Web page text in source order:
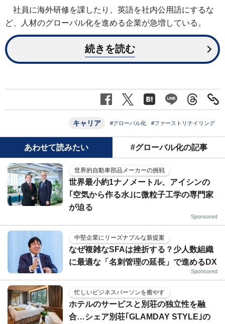
社員に海外研修を課したり、英語を社内公用語にするな
ど、人材のグローバル化を進める企業が急増している。
続きを読む
キャリア #グローバル化 #ファーストリテイリング
あわせて読みたい #グローバル化の記事
世界的自動車部品メーカーの挑戦
世界最小約1ナノメートル、アイシンの
｢空気から作る水｣に微粒子工学の専門家
が迫る
Sponsored
中堅企業にリーズナブルな新提案
なぜ複雑なSFAは挫折する？少人数組織
に最適な「名刺管理の延長」で進めるDX
Sponsored
忙しいビジネスパーソンを癒やす
ホテルのサービスと別荘の独立性を融
合…シェア別荘｢GLAMDAY STYLE｣の